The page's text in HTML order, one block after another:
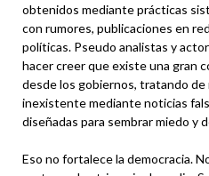
obtenidos mediante prácticas
con rumores, publicaciones en
políticas. Pseudo analistas y
hacer creer que existe una gran
desde los gobiernos, tratando de
inexistente mediante noticias
diseñadas para sembrar miedo y
Eso no fortalece la democracia.